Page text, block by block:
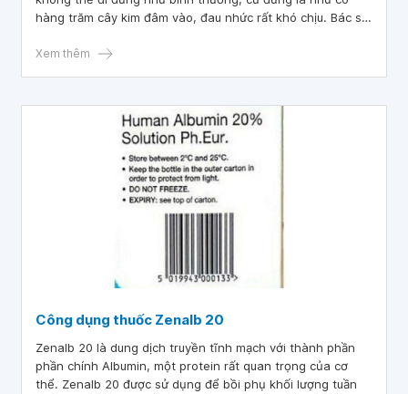
hàng trăm cây kim đâm vào, đau nhức rất khó chịu. Bác sĩ
sao?
Xem thêm
Công dụng thuốc Zenalb 20
Zenalb 20 là dung dịch truyền tĩnh mạch với thành phần
phần chính Albumin, một protein rất quan trọng của cơ
thể. Zenalb 20 được sử dụng để bồi phụ khối lượng tuần